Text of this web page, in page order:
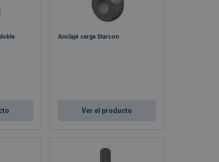
Anclaje carga Starcon
Ver el producto